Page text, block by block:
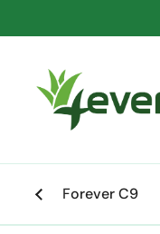
Forever C9